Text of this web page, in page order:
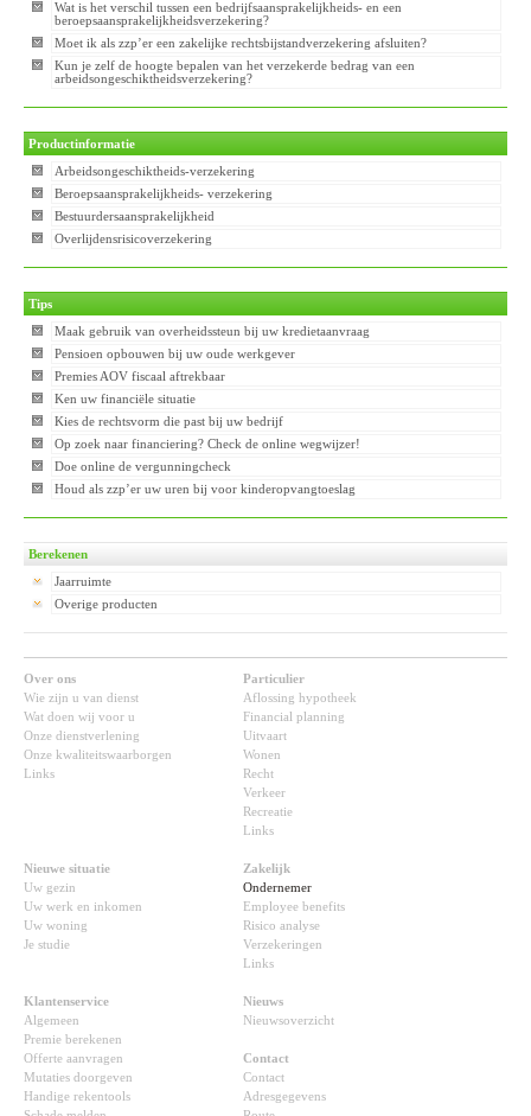
Wat is het verschil tussen een bedrijfsaansprakelijkheids- en een
beroepsaansprakelijkheidsverzekering?
Moet ik als zzp’er een zakelijke rechtsbijstandverzekering afsluiten?
Kun je zelf de hoogte bepalen van het verzekerde bedrag van een
arbeidsongeschiktheidsverzekering?
Productinformatie
Arbeidsongeschiktheids-verzekering
Beroepsaansprakelijkheids- verzekering
Bestuurdersaansprakelijkheid
Overlijdensrisicoverzekering
Tips
Maak gebruik van overheidssteun bij uw kredietaanvraag
Pensioen opbouwen bij uw oude werkgever
Premies AOV fiscaal aftrekbaar
Ken uw financiële situatie
Kies de rechtsvorm die past bij uw bedrijf
Op zoek naar financiering? Check de online wegwijzer!
Doe online de vergunningcheck
Houd als zzp’er uw uren bij voor kinderopvangtoeslag
Berekenen
Jaarruimte
Overige producten
Over ons
Wie zijn u van dienst
Wat doen wij voor u
Onze dienstverlening
Onze kwaliteitswaarborgen
Links
Particulier
Aflossing hypotheek
Financial planning
Uitvaart
Wonen
Recht
Verkeer
Recreatie
Links
Nieuwe situatie
Uw gezin
Uw werk en inkomen
Uw woning
Je studie
Zakelijk
Ondernemer
Employee benefits
Risico analyse
Verzekeringen
Links
Klantenservice
Algemeen
Premie berekenen
Offerte aanvragen
Mutaties doorgeven
Handige rekentools
Nieuws
Nieuwsoverzicht
Contact
Contact
Adresgegevens